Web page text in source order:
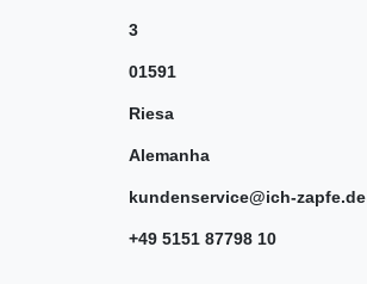
3
01591
Riesa
Alemanha
kundenservice@ich-zapfe.de
+49 5151 87798 10